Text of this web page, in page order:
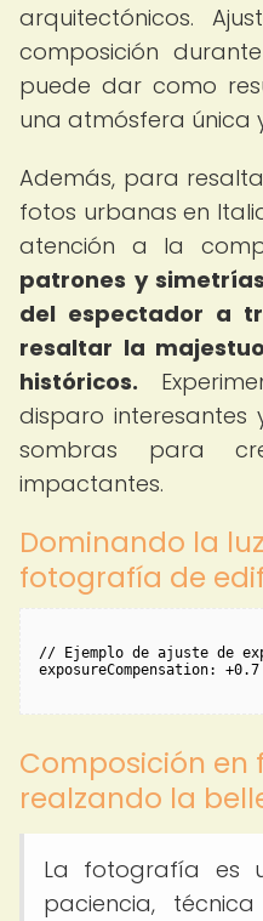
arquitectónicos.
composición
puede dar como
una atmósfera única
Además, para
fotos urbanas en
atención a la
patrones y
del espectador a
resaltar la
históricos.
disparo
sombras para
impactantes.
Dominando la
fotografía de
// Ejemplo de ajuste de
Composición
realzando la
La fotografía es
paciencia,